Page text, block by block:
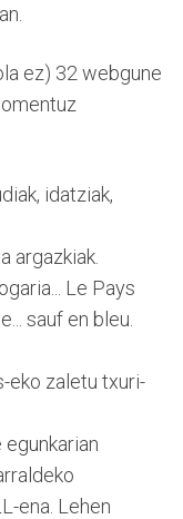
ez) 32 webgune
idatziak,
argazkiak.
Le Pays
sauf en bleu.
eko zaletu txuri-
ena. Lehen